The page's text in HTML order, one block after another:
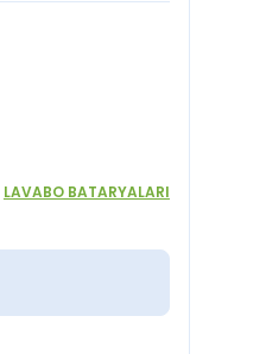
LAVABO BATARYALARI